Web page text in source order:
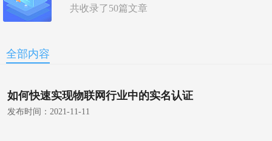
共收录了50篇文章
全部内容
如何快速实现物联网行业中的实名认证
发布时间： 2021-11-11